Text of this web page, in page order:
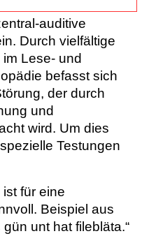
auditive
Durch vielfältige
Lese- und
befasst sich
der durch
und
wird. Um dies
Testungen
für eine
Beispiel aus
unt hat filebläta.“